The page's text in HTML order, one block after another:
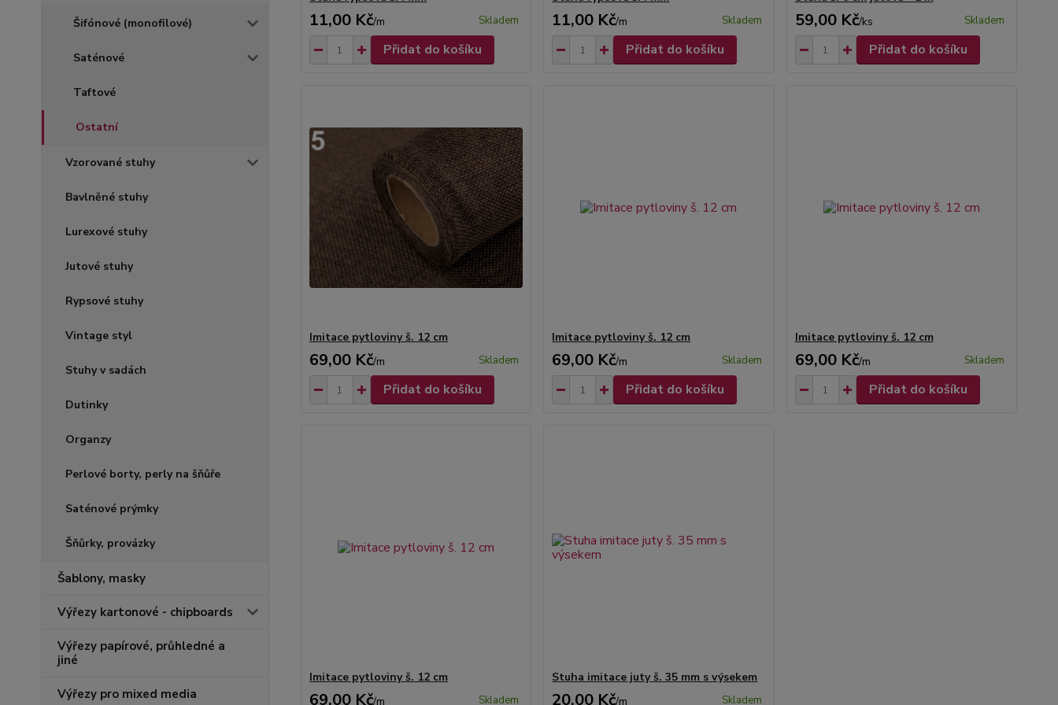
Šifónové (monofilové)
Saténové
Taftové
Ostatní
Vzorované stuhy
Bavlněné stuhy
Lurexové stuhy
Jutové stuhy
Rypsové stuhy
Vintage styl
Stuhy v sadách
Dutinky
Organzy
Perlové borty, perly na šňůře
Saténové prýmky
Šňůrky, provázky
Šablony, masky
Výřezy kartonové - chipboards
Výřezy papírové, průhledné a
jiné
Výřezy pro mixed media
11,00 Kč/m Skladem
Přidat do košíku
11,00 Kč/m Skladem
Přidat do košíku
59,00 Kč/ks Skladem
Přidat do košíku
Imitace pytloviny š. 12 cm
69,00 Kč/m Skladem
Přidat do košíku
Imitace pytloviny š. 12 cm
69,00 Kč/m Skladem
Přidat do košíku
Imitace pytloviny š. 12 cm
69,00 Kč/m Skladem
Přidat do košíku
Imitace pytloviny š. 12 cm
69,00 Kč/m Skladem
Stuha imitace juty š. 35 mm s výsekem
20,00 Kč/m Skladem